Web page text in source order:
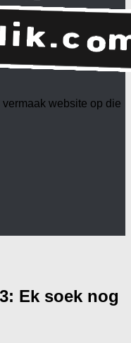
website op die
Ek soek nog